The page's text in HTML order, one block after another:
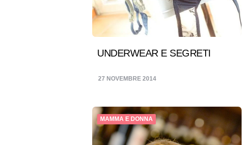
UNDERWEAR E SEGRETI
27 NOVEMBRE 2014
MAMMA E DONNA